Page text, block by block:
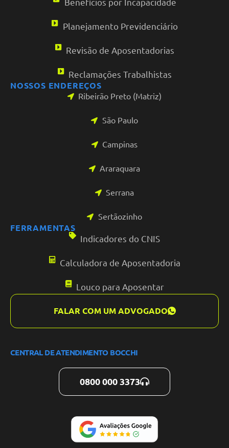
Benefícios por Incapacidade
Planejamento Previdenciário
Revisão de Aposentadorias
Reclamações Trabalhistas
NOSSOS ENDEREÇOS
Ribeirão Preto (Matriz)
São Paulo
Campinas
Araraquara
Serrana
Sertãozinho
FERRAMENTAS
Indicadores do CNIS
Calculadora de Aposentadoria
Louco para Aposentar
FALAR COM UM ADVOGADO
CENTRAL DE ATENDIMENTO BOCCHI
0800 000 3373